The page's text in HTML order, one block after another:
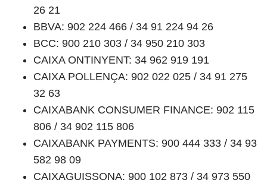
26 21
BBVA: 902 224 466 / 34 91 224 94 26
BCC: 900 210 303 / 34 950 210 303
CAIXA ONTINYENT: 34 962 919 191
CAIXA POLLENÇA: 902 022 025 / 34 91 275
32 63
CAIXABANK CONSUMER FINANCE: 902 115
806 / 34 902 115 806
CAIXABANK PAYMENTS: 900 444 333 / 34 93
582 98 09
CAIXAGUISSONA: 900 102 873 / 34 973 550